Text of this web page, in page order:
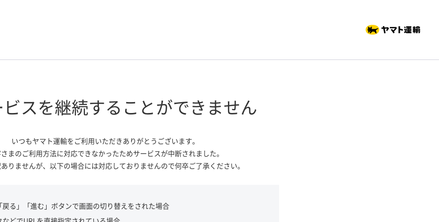
スを継続する ことができません
いつもヤマト運輸をご利用いただきありがとうございます。
まのご利用方法に対応できなかったためサービスが中断されました。
りませんが、 以下の場合には対応しておりませんので何卒ご了承ください。
戻る」「進む」ボタンで画面の切り替えをされた場合